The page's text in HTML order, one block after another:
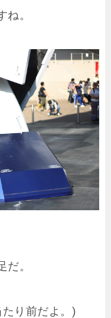
ね。
だ。
り前だよ。)